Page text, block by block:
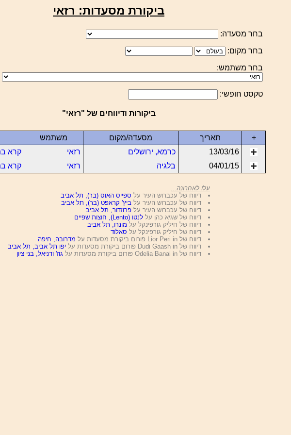
ביקורת מסעדות: רזאי
בחר מסעדה:
בחר מקום:
בחר משתמש:
טקסט חופשי:
ביקורות ודיווחים של "רזאי"
+ תאריך מסעדה/מקום משתמש
13/03/16
כרמא, ירושלים רזאי
קרא
04/01/15
בלגיה רזאי קרא
עלו לאחרונה...
דיווח של עכברוש העיר על ספייס האוס (בר), תל אביב
דיווח של עכברוש העיר על ביץ' קראפט (בר), תל אביב
דיווח של עכברוש העיר עלפרוזדור, תל אביב
דיווח של שגיא כהן עללנטו (Lento), חוצות שפיים
דיווח של חיליק גורפינקל על מונרו, תל אביב
דיווח של חיליק גורפינקל על סאלוד
דיווח של Lior Peri in פורום ביקורת מסעדות על
מדרובה, חיפה
דיווח של Dudi Gaash in פורום ביקורת מסעדות על
יפו תל אביב, תל אביב
דיווח של Odelia Banai in פורום ביקורת מסעדות על
גוז' ודניאל, בני ציון